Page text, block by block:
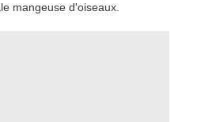
mangeuse d'oiseaux.